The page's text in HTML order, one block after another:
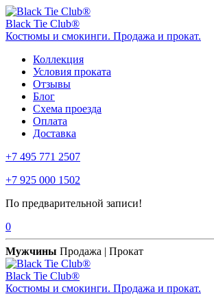
Black Tie Club®
Костюмы и смокинги. Продажа и прокат.
Коллекция
Условия проката
Отзывы
Блог
Схема проезда
Оплата
Доставка
+7 495 771 2507
+7 925 000 1502
По предварительной записи!
0
Мужчины Продажа | Прокат
Black Tie Club®
Костюмы и смокинги. Продажа и прокат.